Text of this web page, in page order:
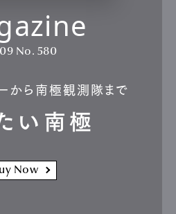
No. 580
から南極観測隊まで
い南極
Now